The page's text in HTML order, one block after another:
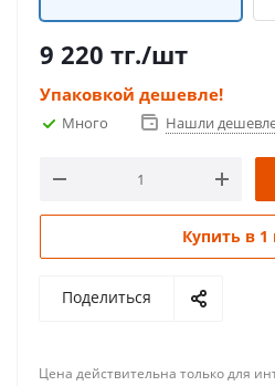
9 220 тг./шт
Упаковкой дешевле!
Много Нашли
Купить в 1
Поделиться
Цена действительна только для